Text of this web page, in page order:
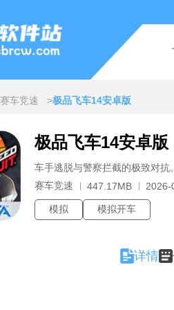
赛车竞速 极品飞车14安卓版
极品飞车14安卓版
车手逃脱与警察拦截的极致对抗
赛车竞速
447.17MB 2026-
模拟 模拟开车
详情